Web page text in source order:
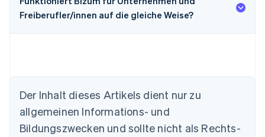
Freiberufler/innen auf die gleiche Weise?
Der Inhalt dieses Artikels dient nur zu
allgemeinen Informations- und
Bildungszwecken und sollte nicht als Rechts-
Australien
English
Belgien